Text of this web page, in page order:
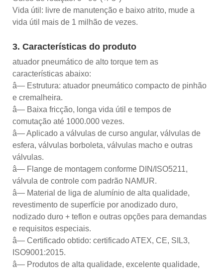
Vida útil: livre de manutenção e baixo atrito, mude a
vida útil mais de 1 milhão de vezes.
3. Características do produto
atuador pneumático de alto torque tem as
características abaixo:
â— Estrutura: atuador pneumático compacto de pinhão
e cremalheira.
â— Baixa fricção, longa vida útil e tempos de
comutação até 1000.000 vezes.
â— Aplicado a válvulas de curso angular, válvulas de
esfera, válvulas borboleta, válvulas macho e outras
válvulas.
â— Flange de montagem conforme DIN/ISO5211,
válvula de controle com padrão NAMUR.
â— Material de liga de alumínio de alta qualidade,
revestimento de superfície por anodizado duro,
nodizado duro + teflon e outras opções para demandas
e requisitos especiais.
â— Certificado obtido: certificado ATEX, CE, SIL3,
ISO9001:2015.
â— Produtos de alta qualidade, excelente qualidade,